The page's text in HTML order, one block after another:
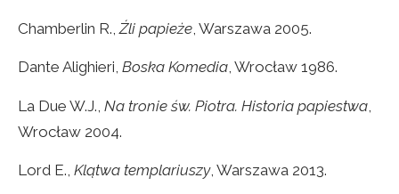
Chamberlin R., Źli papieże , Warszawa 2005.
Dante Alighieri, Boska Komedia, Wrocław 1986.
La Due W.J., Na tronie św. Piotra. Historia papiestwa
Wrocław 2004.
Lord E., Klątwa templariuszy, Warszawa 2013.